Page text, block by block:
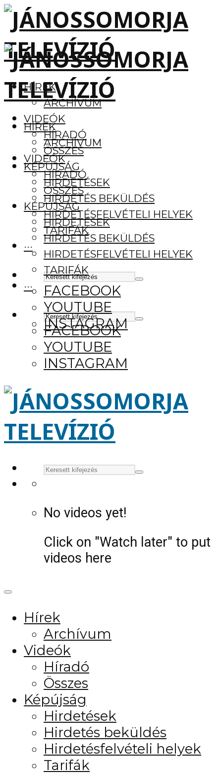
HÍREK
ARCHÍVUM
VIDEÓK
HÍRADÓ
ÖSSZES
KÉPÚJSÁG
HIRDETÉSEK
HIRDETÉS BEKÜLDÉS
HIRDETÉSFELVÉTELI HELYEK
TARIFÁK
···
FACEBOOK
YOUTUBE
INSTAGRAM
HÍREK
ARCHÍVUM
VIDEÓK
HÍRADÓ
ÖSSZES
KÉPÚJSÁG
HIRDETÉSEK
HIRDETÉS BEKÜLDÉS
HIRDETÉSFELVÉTELI HELYEK
TARIFÁK
···
FACEBOOK
YOUTUBE
INSTAGRAM
No videos yet!
Click on "Watch later" to put
videos here
Hírek
Archívum
Videók
Híradó
Összes
Képújság
Hirdetések
Hirdetés beküldés
Hirdetésfelvételi helyek
Tarifák